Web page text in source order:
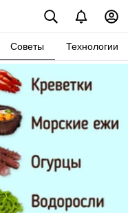
Советы Технологии